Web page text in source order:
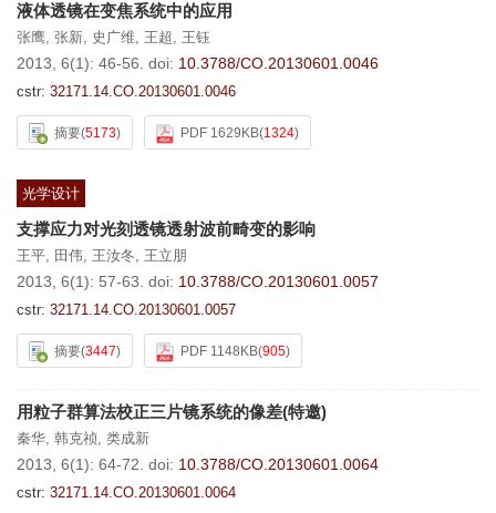
液体透镜在变焦系统中的应用
张鹰, 张新, 史广维, 王超, 王钰
2013, 6(1): 46-56. doi: 10.3788/CO.20130601.0046
cstr: 32171.14.CO.20130601.0046
摘要(5173) PDF 1629KB(1324)
光学设计
支撑应力对光刻透镜透射波前畸变的影响
王平, 田伟, 王汝冬, 王立朋
2013, 6(1): 57-63. doi: 10.3788/CO.20130601.0057
cstr: 32171.14.CO.20130601.0057
摘要(3447) PDF 1148KB(905)
用粒子群算法校正三片镜系统的像差(特邀)
秦华, 韩克祯, 类成新
2013, 6(1): 64-72. doi: 10.3788/CO.20130601.0064
cstr: 32171.14.CO.20130601.0064